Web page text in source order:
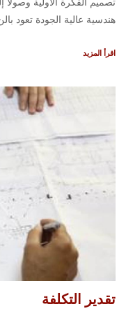
هندسية عالية الجودة تعود
اقرأ المزيد
تقدير التكلفة